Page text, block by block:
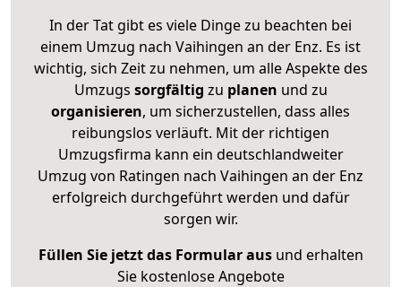
In der Tat gibt es viele Dinge zu beachten bei
einem Umzug nach Vaihingen an der Enz. Es ist
wichtig, sich Zeit zu nehmen, um alle Aspekte des
Umzugs sorgfältig zu planen und zu
organisieren, um sicherzustellen, dass alles
reibungslos verläuft. Mit der richtigen
Umzugsfirma kann ein deutschlandweiter
Umzug von Ratingen nach Vaihingen an der Enz
erfolgreich durchgeführt werden und dafür
sorgen wir.
Füllen Sie jetzt das Formular ausund erhalten
Sie kostenlose Angebote